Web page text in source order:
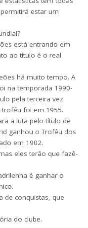
estar um
está entrando em
ao título é o real
há muito tempo. A
na temporada 1990-
pela terceira vez.
foi em 1955.
a luta pelo título de
ganhou o Troféu dos
em 1902.
eles terão que fazê-
é ganhar o
de conquistas, que
do clube.